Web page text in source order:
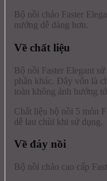
Bộ nồi chảo Faster
nướng dễ dàng hơn.
Về chất liệu
Bộ nồi Faster Elegant
phần khác. Đây vốn là
toàn không ảnh hưởng
Chất liệu bộ nồi 5 món
dễ lau chùi khi sử dụng.
Về đáy nồi
Bộ nồi chảo cao cấp